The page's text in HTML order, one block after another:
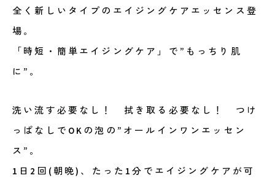
全く新しいタイプのエイジングケアエッセンス登
場。
「時短・簡単エイジングケア」で”もっちり肌
に”。
洗い流す必要なし！ 拭き取る必要なし！ つけ
っぱなしでOKの泡の”オールインワンエッセン
ス”。
1日2回(朝晩)、たった1分でエイジングケアが可